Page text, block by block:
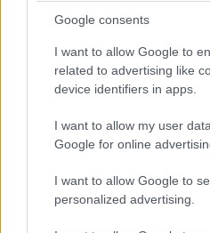
Google consents
I want to allow Google to
related to advertising like
device identifiers in apps.
I want to allow my user
Google for online
I want to allow Google to
personalized advertising.
lassú zóna, safety car, vagy
Brundle hozza majd a
Inter Europol, minden elismerést
Amit viszont le lehetne,